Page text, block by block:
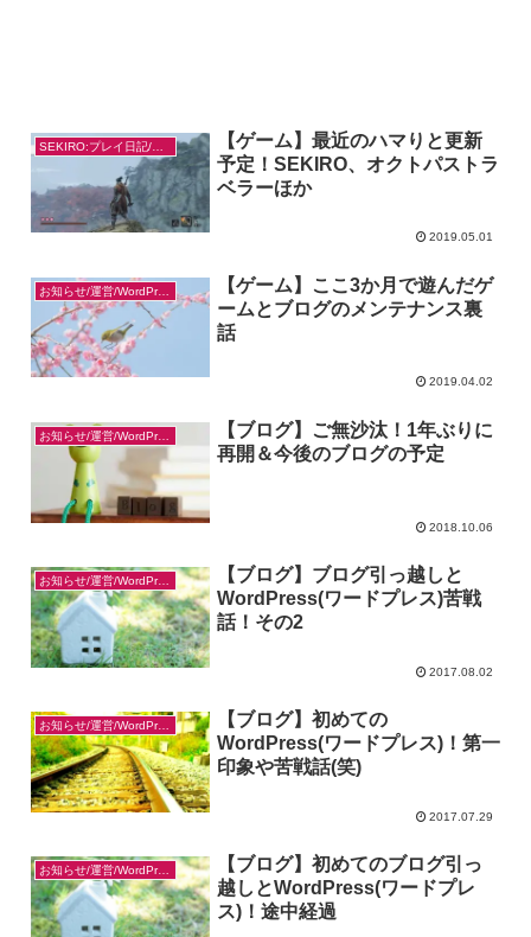
【ゲーム】最近のハマりと更新
予定！SEKIRO、オクトパストラ
ベラーほか
2019.05.01
お知らせ/運営/WordPress
【ゲーム】ここ3か月で遊んだゲ
ームとブログのメンテナンス裏
話
2019.04.02
お知らせ/運営/WordPress
【ブログ】ご無沙汰！1年ぶりに
再開＆今後のブログの予定
2018.10.06
お知らせ/運営/WordPress
【ブログ】ブログ引っ越しと
WordPress(ワードプレス)苦戦
話！その2
2017.08.02
お知らせ/運営/WordPress
【ブログ】初めての
WordPress(ワードプレス)！第一
印象や苦戦話(笑)
2017.07.29
お知らせ/運営/WordPress
【ブログ】初めてのブログ引っ
越しとWordPress(ワードプレ
ス)！途中経過